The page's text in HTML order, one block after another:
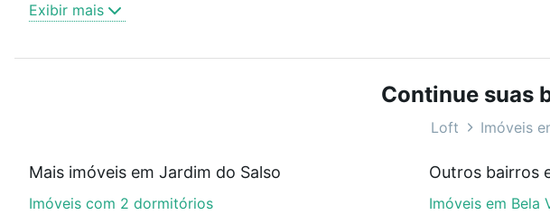
ou sem vaga de garagem para combinar perfeitamente com o preço,
Imóveis à venda em Jardim do Salso, Porto Alegre, RS ideal para você na
Qual o preço de Imóveis à venda em Jardim do Salso, Porto Alegre,
Aqui na Loft temos a oferta ideal para você, com Imóveis à venda em
financiamento imobiliário as parcelas podem se adequar ao seu
portal quanto custa comprar um apartamento e conte com a gente para
Exibir mais
Continue suas
Loft Imóveis
Mais imóveis em Jardim do Salso
Imóveis com 2 dormitórios
Outros bairros
Imóveis em Bela